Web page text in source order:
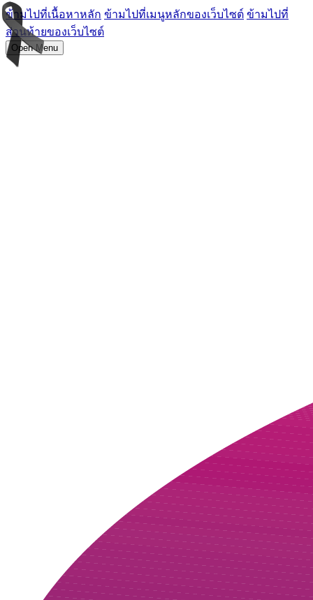
ข้ามไปที่เนื้อหาหลัก ข้ามไปที่เมนูหลักของเว็บไซต์ ข้ามไปที่
ส่วนท้ายของเว็บไซต์
Open Menu